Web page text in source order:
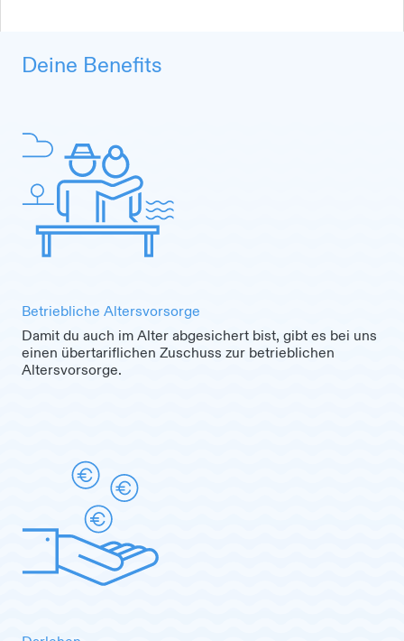
Deine Benefits
Betriebliche Altersvorsorge
Damit du auch im Alter abgesichert bist, gibt es bei uns
einen übertariflichen Zuschuss zur betrieblichen
Altersvorsorge.